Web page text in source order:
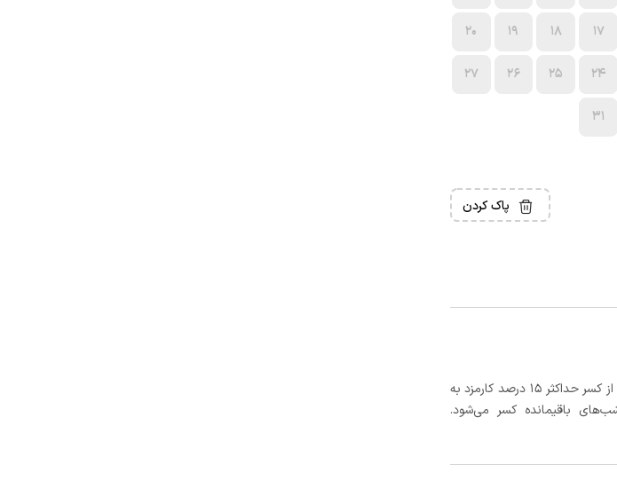
17
18
19
20
24
25
26
27
31
پاک کردن
در صورتی که رزرو، حداقل 3 روز کامل قبل از تاریخ ورود لغو گردد؛ مبلغ صورتحساب پس از کسر حداکثر 15 درصد کارمزد به